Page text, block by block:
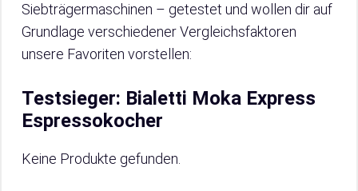
Siebträgermaschinen – getestet und wollen dir auf
Grundlage verschiedener Vergleichsfaktoren
unsere Favoriten vorstellen:
Testsieger: Bialetti Moka Express
Espressokocher
Keine Produkte gefunden.